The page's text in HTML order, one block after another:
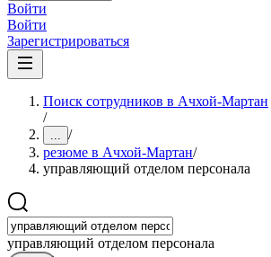
Войти
Войти
Зарегистрироваться
Поиск сотрудников в Ачхой-Мартан
/
... /
резюме в Ачхой-Мартан/
управляющий отделом персонала
управляющий отделом персонала